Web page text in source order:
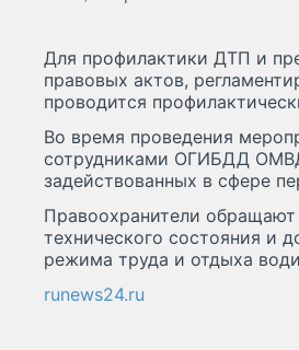
Для профилактики ДТП и
правовых актов,
проводится
Во время проведения
сотрудниками ОГИБДД
задействованных в сфере
Правоохранители
технического состояния и
режима труда и отдыха
runews24.ru